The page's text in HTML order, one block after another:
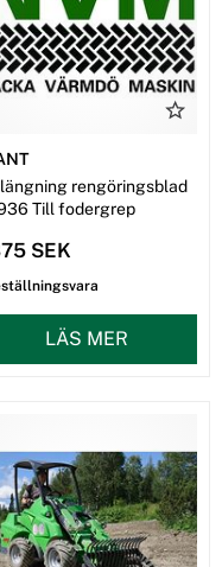
rengöringsblad
Till fodergrep
SEK
LÄS MER